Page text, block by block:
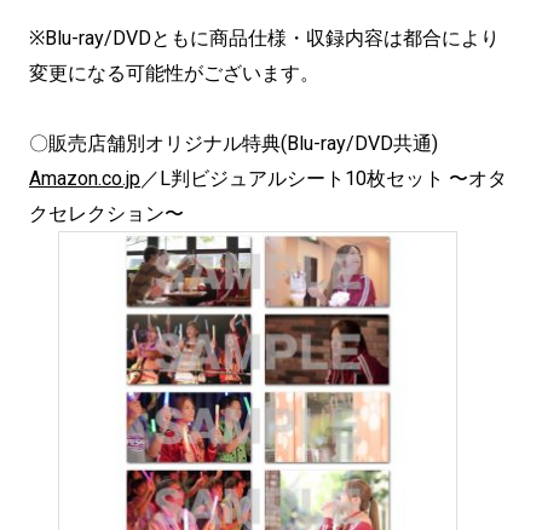
※Blu-ray/DVDともに商品仕様・収録内容は都合により
変更になる可能性がございます。
〇販売店舗別オリジナル特典(Blu-ray/DVD共通)
Amazon.co.jp／L判ビジュアルシート10枚セット 〜オタ
クセレクション〜